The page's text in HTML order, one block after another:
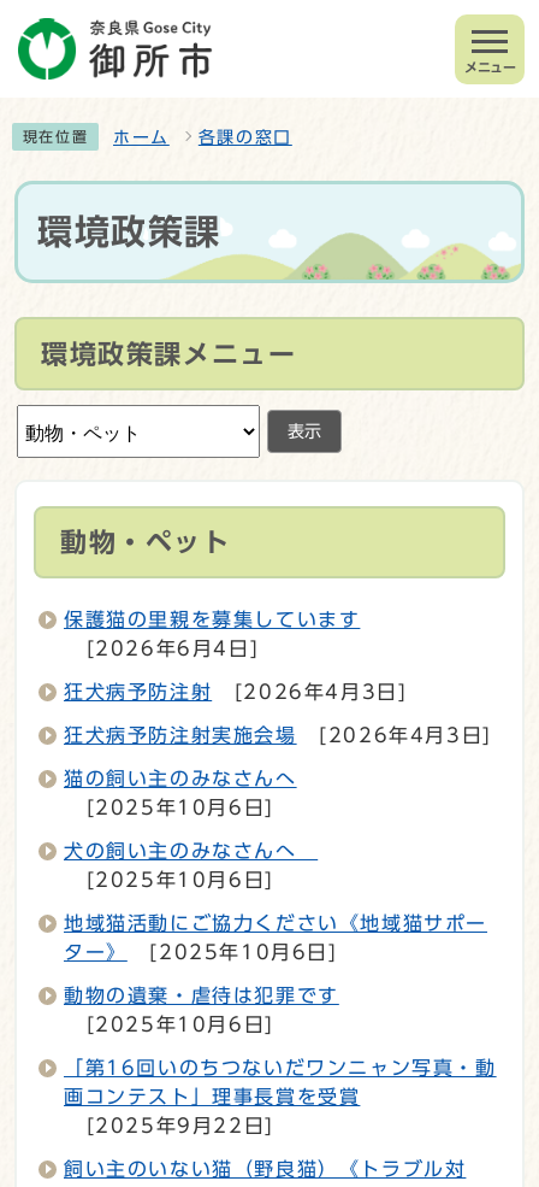
メニュー
現在位置 ホーム 各課の窓口
環境政策課
環境政策課メニュー
表示
動物・ペット
保護猫の里親を募集しています
[2026年6月4日]
狂犬病予防注射 [2026年4月3日]
狂犬病予防注射実施会場 [2026年4月3日]
猫の飼い主のみなさんへ
[2025年10月6日]
犬の飼い主のみなさんへ
[2025年10月6日]
地域猫活動にご協力ください《地域猫サポー
ター》
[2025年10月6日]
動物の遺棄・虐待は犯罪です
[2025年10月6日]
「第16回いのちつないだワンニャン写真・動
画コンテスト」理事長賞を受賞
[2025年9月22日]
飼い主のいない猫（野良猫）《トラブル対